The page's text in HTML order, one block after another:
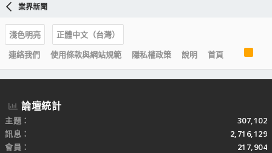
業界新聞
淺色明亮
正體中文（台灣）
連絡我們
使用條款與網站規範 隱私權政策 說明 首頁
R
S
S
論壇統計
主題
307,102
訊息
2,716,129
會員
217,904